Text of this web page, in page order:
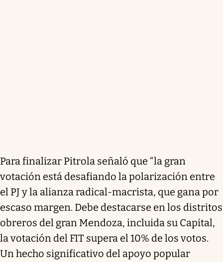
Para finalizar Pitrola señaló que “la gran
votación está desafiando la polarización entre
el PJ y la alianza radical-macrista, que gana por
escaso margen. Debe destacarse en los distritos
obreros del gran Mendoza, incluida su Capital,
la votación del FIT supera el 10% de los votos.
Un hecho significativo del apoyo popular